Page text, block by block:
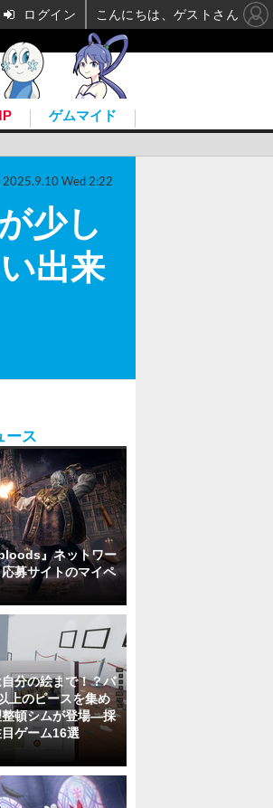
ゲムマイド
少し
出来
2025.9.10 Wed 2:22
ース
』ネットワー
募サイトのマイペ
分の絵まで！？バ
上のピースを集め
整頓シムが登場―採
ゲーム16選
ログイン こんにちは、ゲストさん